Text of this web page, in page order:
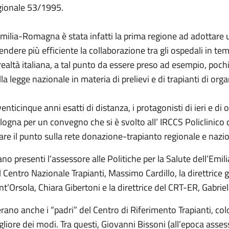
53/1995.
Romagna è stata infatti la prima regione ad
più efficiente la collaborazione tra gli ospedali in
italiana, a tal punto da essere preso ad esempio,
legge nazionale in materia di prelievi e di trapianti di
anni esatti di distanza, i protagonisti di ieri e di
per un convegno che si è svolto all’ IRCCS
il punto sulla rete donazione-trapianto regionale e
presenti l’assessore alle Politiche per la Salute
Centro Nazionale Trapianti, Massimo Cardillo, la direttrice
Chiara Gibertoni e la direttrice del CRT-ER,
anche i “padri” del Centro di Riferimento Trapianti,
dei modi. Tra questi, Giovanni Bissoni (all’epoca